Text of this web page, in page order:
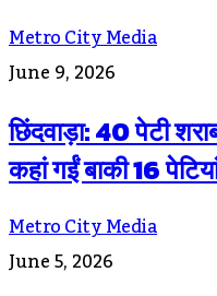
Metro City Media
June 9, 2026
छिंदवाड़ा: 40 पेटी
कहां गईं बाकी 16
Metro City Media
June 5, 2026